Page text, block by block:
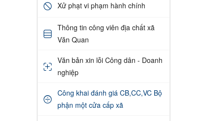
Xử phạt vi phạm hành chính
Thông tin công viên địa chất xã
Văn Quan
Văn bản xin lỗi Công dân - Doanh
nghiệp
Công khai đánh giá CB,CC,VC Bộ
phận một cửa cấp xã